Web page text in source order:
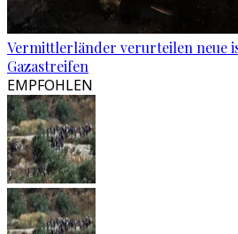
Vermittlerländer verurteilen neue
Gazastreifen
EMPFOHLEN